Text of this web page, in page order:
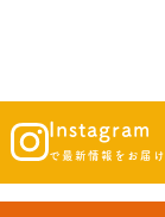
Instagram
で最新情報をお届け